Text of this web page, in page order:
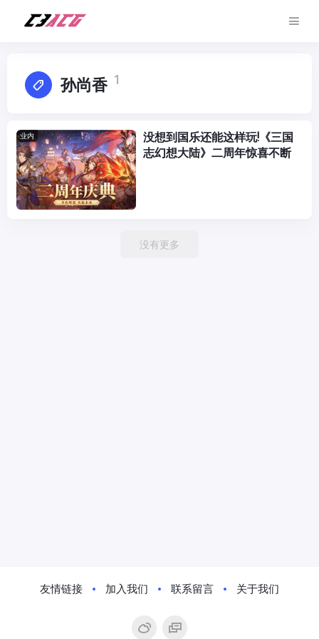
孙尚香 1
业内
没想到国乐还能这样玩!《三国
志幻想大陆》二周年惊喜不断
没有更多
友情链接 加入我们 联系留言 关于我们